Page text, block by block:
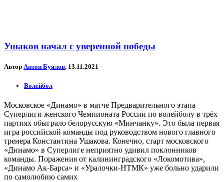
Ушаков начал с уверенной победы
Автор Антон Буялов, 13.11.2021
Волейбол
Московское «Динамо» в матче Предварительного этапа
Суперлиги женского Чемпионата России по волейболу в трёх
партиях обыграло белорусскую «Минчанку». Это была первая
игра российской команды под руководством нового главного
тренера Константина Ушакова. Конечно, старт московского
«Динамо» в Суперлиге неприятно удивил поклонников
команды. Поражения от калининградского «Локомотива»,
«Динамо Ак-Барса» и «Уралочки-НТМК» уже больно ударили
по самолюбию самих